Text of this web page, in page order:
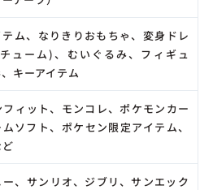
ム、なりきりおもちゃ、変身ドレ
ューム)、むいぐるみ、フィギュ
キーアイテム
フィット、モンコレ、ポケモンカー
ムソフト、ポケセン限定アイテム、
ー、サンリオ、ジブリ、サンエック